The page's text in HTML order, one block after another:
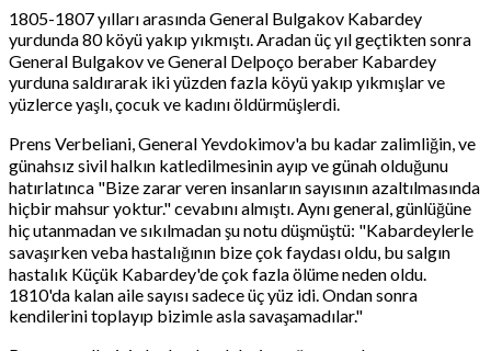
1805-1807 yılları arasında General Bulgakov Kabardey
yurdunda 80 köyü yakıp yıkmıştı. Aradan üç yıl geçtikten sonra
General Bulgakov ve General Delpoço beraber Kabardey
yurduna saldırarak iki yüzden fazla köyü yakıp yıkmışlar ve
yüzlerce yaşlı, çocuk ve kadını öldürmüşlerdi.
Prens Verbeliani, General Yevdokimov'a bu kadar zalimliğin, ve
günahsız sivil halkın katledilmesinin ayıp ve günah olduğunu
hatırlatınca "Bize zarar veren insanların sayısının azaltılmasında
hiçbir mahsur yoktur." cevabını almıştı. Aynı general, günlüğüne
hiç utanmadan ve sıkılmadan şu notu düşmüştü: "Kabardeylerle
savaşırken veba hastalığının bize çok faydası oldu, bu salgın
hastalık Küçük Kabardey'de çok fazla ölüme neden oldu.
1810'da kalan aile sayısı sadece üç yüz idi. Ondan sonra
kendilerini toplayıp bizimle asla savaşamadılar."